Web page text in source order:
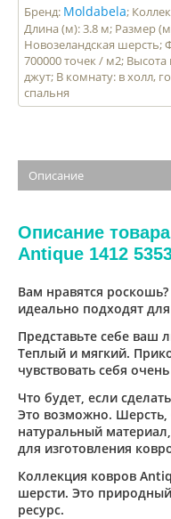
Бренд: Moldabela;
Длина (м): 3.8 м; Размер
Новозеландская шерсть;
700000 точек / м2;
джут; В комнату: в холл,
спальня
Описание
Описание
Antique 1412
Вам нравятся
идеально подходят для
Представьте себе ваш
Теплый и мягкий.
чувствовать себя
Что будет, если
Это возможно.
натуральный
для изготовления
Коллекция ковров
шерсти. Это
ресурс.